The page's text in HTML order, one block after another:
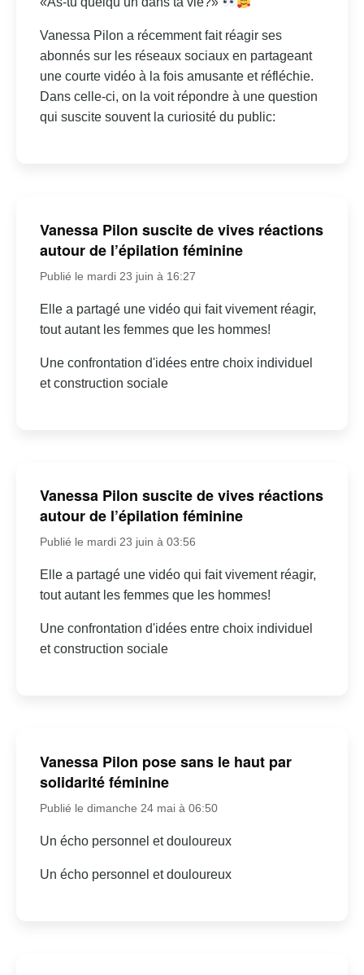
Vanessa Pilon a récemment fait réagir ses
abonnés sur les réseaux sociaux en partageant
une courte vidéo à la fois amusante et réfléchie.
Dans celle-ci, on la voit répondre à une question
qui suscite souvent la curiosité du public:
Vanessa Pilon suscite de vives réactions
autour de l’épilation féminine
Publié le mardi 23 juin à 16:27
Elle a partagé une vidéo qui fait vivement réagir,
tout autant les femmes que les hommes!
Une confrontation d'idées entre choix individuel
et construction sociale
Vanessa Pilon suscite de vives réactions
autour de l’épilation féminine
Publié le mardi 23 juin à 03:56
Elle a partagé une vidéo qui fait vivement réagir,
tout autant les femmes que les hommes!
Une confrontation d'idées entre choix individuel
et construction sociale
Vanessa Pilon pose sans le haut par
solidarité féminine
Publié le dimanche 24 mai à 06:50
Un écho personnel et douloureux
Un écho personnel et douloureux